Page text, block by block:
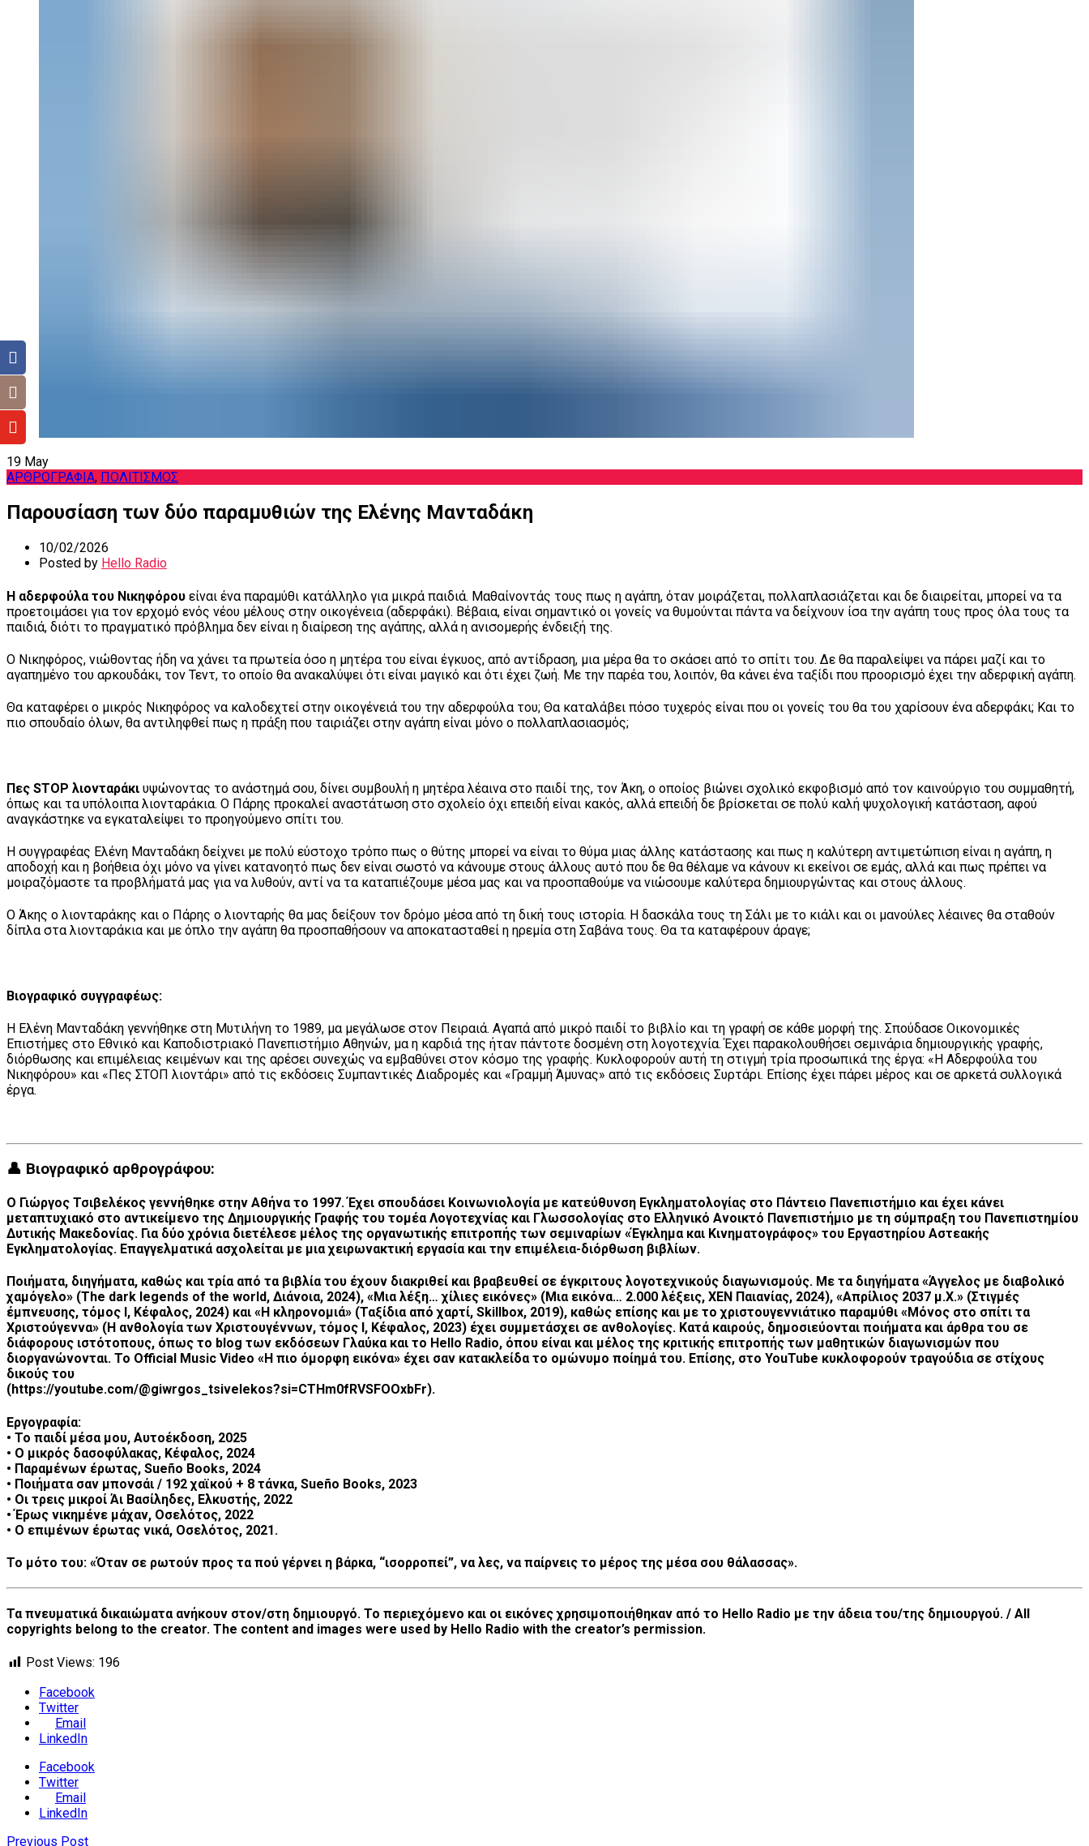
19 May
ΑΡΘΡΟΓΡΑΦΙΑ, ΠΟΛΙΤΙΣΜΟΣ
Παρουσίαση των δύο παραμυθιών της Ελένης Μανταδάκη
10/02/2026
Posted by Hello Radio
Η αδερφούλα του Νικηφόρου είναι ένα παραμύθι κατάλληλο για μικρά παιδιά. Μαθαίνοντάς τους πως η αγάπη, όταν μοιράζεται, πολλαπλασιάζεται και δε διαιρείται, μπορεί να τα
προετοιμάσει για τον ερχομό ενός νέου μέλους στην οικογένεια (αδερφάκι). Βέβαια, είναι σημαντικό οι γονείς να θυμούνται πάντα να δείχνουν ίσα την αγάπη τους προς όλα τους τα
παιδιά, διότι το πραγματικό πρόβλημα δεν είναι η διαίρεση της αγάπης, αλλά η ανισομερής ένδειξή της.
Ο Νικηφόρος, νιώθοντας ήδη να χάνει τα πρωτεία όσο η μητέρα του είναι έγκυος, από αντίδραση, μια μέρα θα το σκάσει από το σπίτι του. Δε θα παραλείψει να πάρει μαζί και το
αγαπημένο του αρκουδάκι, τον Τεντ, το οποίο θα ανακαλύψει ότι είναι μαγικό και ότι έχει ζωή. Με την παρέα του, λοιπόν, θα κάνει ένα ταξίδι που προορισμό έχει την αδερφική αγάπη.
Θα καταφέρει ο μικρός Νικηφόρος να καλοδεχτεί στην οικογένειά του την αδερφούλα του; Θα καταλάβει πόσο τυχερός είναι που οι γονείς του θα του χαρίσουν ένα αδερφάκι; Και το
πιο σπουδαίο όλων, θα αντιληφθεί πως η πράξη που ταιριάζει στην αγάπη είναι μόνο ο πολλαπλασιασμός;
Πες STOP λιονταράκι υψώνοντας το ανάστημά σου, δίνει συμβουλή η μητέρα λέαινα στο παιδί της, τον Άκη, ο οποίος βιώνει σχολικό εκφοβισμό από τον καινούργιο του συμμαθητή,
όπως και τα υπόλοιπα λιονταράκια. Ο Πάρης προκαλεί αναστάτωση στο σχολείο όχι επειδή είναι κακός, αλλά επειδή δε βρίσκεται σε πολύ καλή ψυχολογική κατάσταση, αφού
αναγκάστηκε να εγκαταλείψει το προηγούμενο σπίτι του.
Η συγγραφέας Ελένη Μανταδάκη δείχνει με πολύ εύστοχο τρόπο πως ο θύτης μπορεί να είναι το θύμα μιας άλλης κατάστασης και πως η καλύτερη αντιμετώπιση είναι η αγάπη, η
αποδοχή και η βοήθεια όχι μόνο να γίνει κατανοητό πως δεν είναι σωστό να κάνουμε στους άλλους αυτό που δε θα θέλαμε να κάνουν κι εκείνοι σε εμάς, αλλά και πως πρέπει να
μοιραζόμαστε τα προβλήματά μας για να λυθούν, αντί να τα καταπιέζουμε μέσα μας και να προσπαθούμε να νιώσουμε καλύτερα δημιουργώντας και στους άλλους.
Ο Άκης ο λιονταράκης και ο Πάρης ο λιονταρής θα μας δείξουν τον δρόμο μέσα από τη δική τους ιστορία. Η δασκάλα τους τη Σάλι με το κιάλι και οι μανούλες λέαινες θα σταθούν
δίπλα στα λιονταράκια και με όπλο την αγάπη θα προσπαθήσουν να αποκατασταθεί η ηρεμία στη Σαβάνα τους. Θα τα καταφέρουν άραγε;
Βιογραφικό συγγραφέως:
Η Ελένη Μανταδάκη γεννήθηκε στη Μυτιλήνη το 1989, μα μεγάλωσε στον Πειραιά. Αγαπά από μικρό παιδί το βιβλίο και τη γραφή σε κάθε μορφή της. Σπούδασε Οικονομικές
Επιστήμες στο Εθνικό και Καποδιστριακό Πανεπιστήμιο Αθηνών, μα η καρδιά της ήταν πάντοτε δοσμένη στη λογοτεχνία. Έχει παρακολουθήσει σεμινάρια δημιουργικής γραφής,
διόρθωσης και επιμέλειας κειμένων και της αρέσει συνεχώς να εμβαθύνει στον κόσμο της γραφής. Κυκλοφορούν αυτή τη στιγμή τρία προσωπικά της έργα: «Η Αδερφούλα του
Νικηφόρου» και «Πες ΣΤΟΠ λιοντάρι» από τις εκδόσεις Συμπαντικές Διαδρομές και «Γραμμή Άμυνας» από τις εκδόσεις Συρτάρι. Επίσης έχει πάρει μέρος και σε αρκετά συλλογικά
έργα.
👤 Βιογραφικό αρθρογράφου:
Ο Γιώργος Τσιβελέκος γεννήθηκε στην Αθήνα το 1997. Έχει σπουδάσει Κοινωνιολογία με κατεύθυνση Εγκληματολογίας στο Πάντειο Πανεπιστήμιο και έχει κάνει
μεταπτυχιακό στο αντικείμενο της Δημιουργικής Γραφής του τομέα Λογοτεχνίας και Γλωσσολογίας στο Ελληνικό Ανοικτό Πανεπιστήμιο με τη σύμπραξη του Πανεπιστημίου
Δυτικής Μακεδονίας. Για δύο χρόνια διετέλεσε μέλος της οργανωτικής επιτροπής των σεμιναρίων «Έγκλημα και Κινηματογράφος» του Εργαστηρίου Αστεακής
Εγκληματολογίας. Επαγγελματικά ασχολείται με μια χειρωνακτική εργασία και την επιμέλεια-διόρθωση βιβλίων.
Ποιήματα, διηγήματα, καθώς και τρία από τα βιβλία του έχουν διακριθεί και βραβευθεί σε έγκριτους λογοτεχνικούς διαγωνισμούς. Με τα διηγήματα «Άγγελος με διαβολικό
χαμόγελο» (The dark legends of the world, Διάνοια, 2024), «Μια λέξη… χίλιες εικόνες» (Μια εικόνα… 2.000 λέξεις, ΧΕΝ Παιανίας, 2024), «Απρίλιος 2037 μ.Χ.» (Στιγμές
έμπνευσης, τόμος Ι, Κέφαλος, 2024) και «Η κληρονομιά» (Ταξίδια από χαρτί, Skillbox, 2019), καθώς επίσης και με το χριστουγεννιάτικο παραμύθι «Μόνος στο σπίτι τα
Χριστούγεννα» (Η ανθολογία των Χριστουγέννων, τόμος Ι, Κέφαλος, 2023) έχει συμμετάσχει σε ανθολογίες. Κατά καιρούς, δημοσιεύονται ποιήματα και άρθρα του σε
διάφορους ιστότοπους, όπως το blog των εκδόσεων Γλαύκα και το Hello Radio, όπου είναι και μέλος της κριτικής επιτροπής των μαθητικών διαγωνισμών που
διοργανώνονται. Το Official Music Video «Η πιο όμορφη εικόνα» έχει σαν κατακλείδα το ομώνυμο ποίημά του. Επίσης, στο YouTube κυκλοφορούν τραγούδια σε στίχους
δικούς του
(https://youtube.com/@giwrgos_tsivelekos?si=CTHm0fRVSFOOxbFr).
Εργογραφία:
• Το παιδί μέσα μου, Αυτοέκδοση, 2025
• Ο μικρός δασοφύλακας, Κέφαλος, 2024
• Παραμένων έρωτας, Sueño Books, 2024
• Ποιήματα σαν μπονσάι / 192 χαϊκού + 8 τάνκα, Sueño Books, 2023
• Οι τρεις μικροί Άι Βασίληδες, Ελκυστής, 2022
• Έρως νικημένε μάχαν, Οσελότος, 2022
• Ο επιμένων έρωτας νικά, Οσελότος, 2021.
Το μότο του: «Όταν σε ρωτούν προς τα πού γέρνει η βάρκα, “ισορροπεί”, να λες, να παίρνεις το μέρος της μέσα σου θάλασσας».
Τα πνευματικά δικαιώματα ανήκουν στον/στη δημιουργό. Το περιεχόμενο και οι εικόνες χρησιμοποιήθηκαν από το Hello Radio με την άδεια του/της δημιουργού. / All
copyrights belong to the creator. The content and images were used by Hello Radio with the creator’s permission.
Post Views: 196
Facebook
Twitter
Email
LinkedIn
Facebook
Twitter
Email
LinkedIn
Previous Post